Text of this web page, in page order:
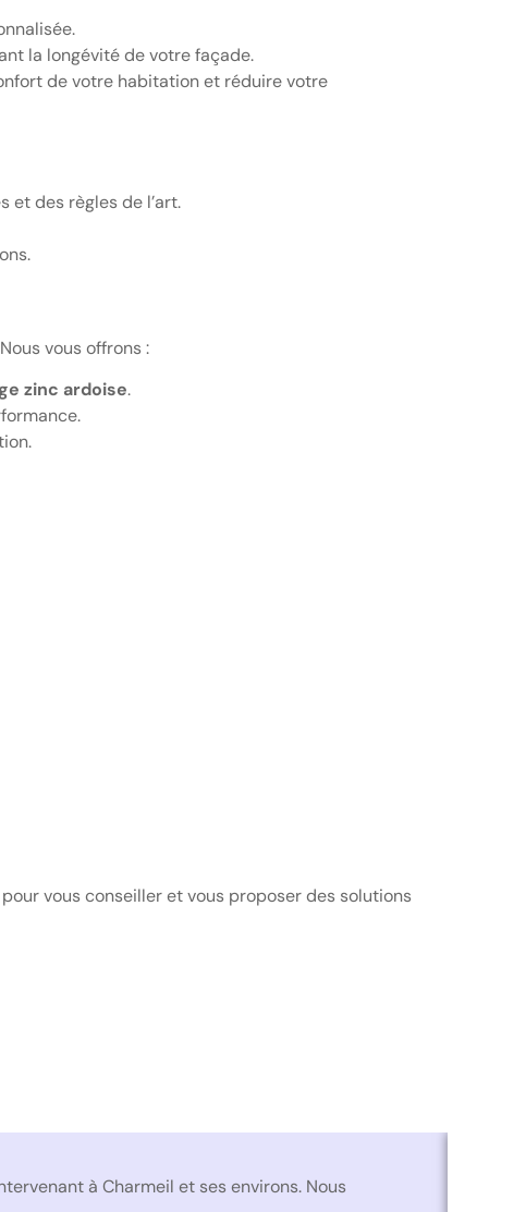
la longévité de votre façade.
de votre habitation et réduire votre
et des règles de l’art.
vous offrons :
zinc ardoise.
vous conseiller et vous proposer des solutions
à Charmeil et ses environs. Nous